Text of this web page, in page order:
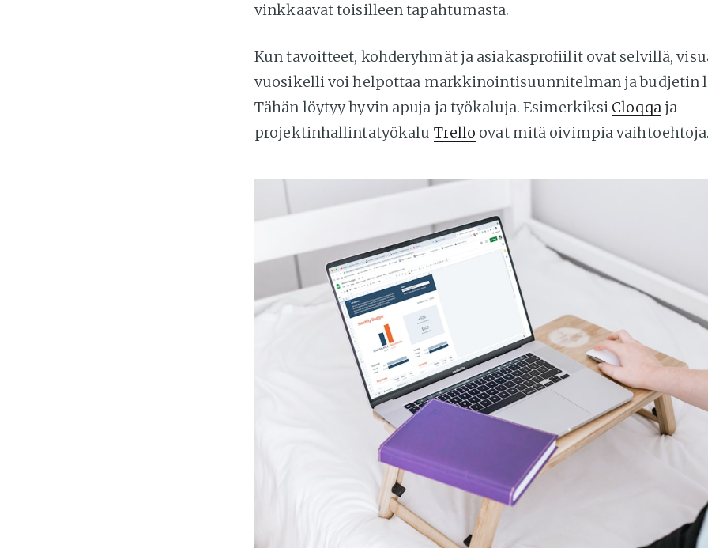
vinkkaavat toisilleen tapahtumasta.
Kun tavoitteet, kohderyhmät ja asiakasprofiilit ovat selvillä,
vuosikelli voi helpottaa markkinointisuunnitelman ja budjetin
Tähän löytyy hyvin apuja ja työkaluja. Esimerkiksi Cloqqaja
projektinhallintatyökalu Trello ovat mitä oivimpia vaihtoehtoja.